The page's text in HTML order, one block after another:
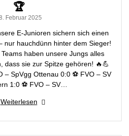
🏆
Februar 2025
E-Junioren sichern sich einen
nur hauchdünn hinter dem Sieger!
haben unsere Jungs alles
dass sie zur Spitze gehören! 🔥💪
– SpVgg Ottenau 0:0 ⚽ FVO – SV
1:0 ⚽ FVO – SV…
Weiterlesen